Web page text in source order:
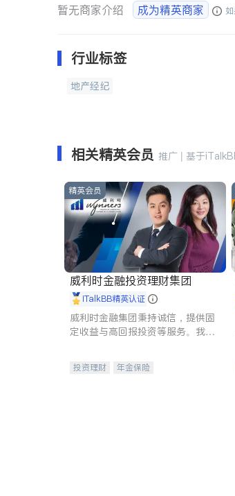
暂无商家介绍 成为精英商家
行业标签
地产经纪
相关精英会员 推广 | 基于
精英会员
威利时金融投资理财集团
iTalkBB精英认证
威利时金融集团秉持诚信，提供固
定收益与高回报投资等服务。我们
元化组合，助力客户实现目标
投资理财
年金保险